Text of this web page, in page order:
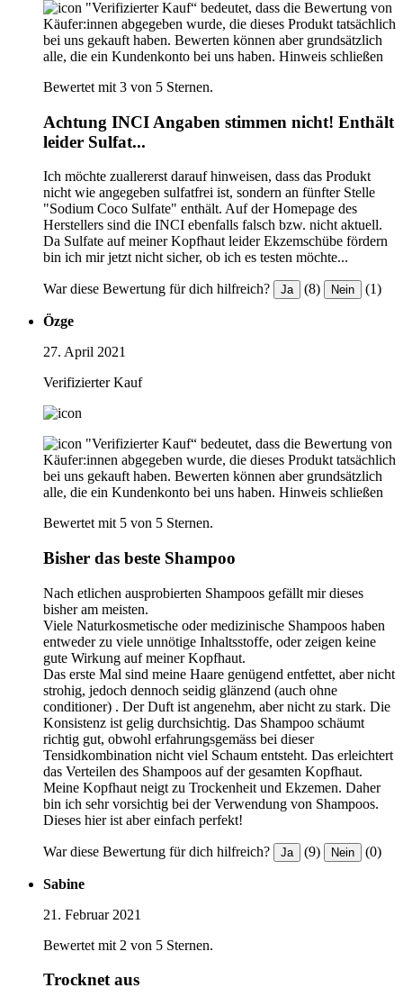
"Verifizierter Kauf“ bedeutet, dass die Bewertung von
Käufer:innen abgegeben wurde, die dieses Produkt tatsächlich
bei uns gekauft haben. Bewerten können aber grundsätzlich
alle, die ein Kundenkonto bei uns haben. Hinweis schließen
Bewertet mit 3 von 5 Sternen.
Achtung INCI Angaben stimmen nicht! Enthält
leider Sulfat...
Ich möchte zuallererst darauf hinweisen, dass das Produkt
nicht wie angegeben sulfatfrei ist, sondern an fünfter Stelle
"Sodium Coco Sulfate" enthält. Auf der Homepage des
Herstellers sind die INCI ebenfalls falsch bzw. nicht aktuell.
Da Sulfate auf meiner Kopfhaut leider Ekzemschübe fördern
bin ich mir jetzt nicht sicher, ob ich es testen möchte...
War diese Bewertung für dich hilfreich? Ja (8) Nein (1)
Özge
27. April 2021
Verifizierter Kauf
"Verifizierter Kauf“ bedeutet, dass die Bewertung von
Käufer:innen abgegeben wurde, die dieses Produkt tatsächlich
bei uns gekauft haben. Bewerten können aber grundsätzlich
alle, die ein Kundenkonto bei uns haben. Hinweis schließen
Bewertet mit 5 von 5 Sternen.
Bisher das beste Shampoo
Nach etlichen ausprobierten Shampoos gefällt mir dieses
bisher am meisten.
Viele Naturkosmetische oder medizinische Shampoos haben
entweder zu viele unnötige Inhaltsstoffe, oder zeigen keine
gute Wirkung auf meiner Kopfhaut.
Das erste Mal sind meine Haare genügend entfettet, aber nicht
strohig, jedoch dennoch seidig glänzend (auch ohne
conditioner) . Der Duft ist angenehm, aber nicht zu stark. Die
Konsistenz ist gelig durchsichtig. Das Shampoo schäumt
richtig gut, obwohl erfahrungsgemäss bei dieser
Tensidkombination nicht viel Schaum entsteht. Das erleichtert
das Verteilen des Shampoos auf der gesamten Kopfhaut.
Meine Kopfhaut neigt zu Trockenheit und Ekzemen. Daher
bin ich sehr vorsichtig bei der Verwendung von Shampoos.
Dieses hier ist aber einfach perfekt!
War diese Bewertung für dich hilfreich? Ja (9) Nein (0)
Sabine
21. Februar 2021
Bewertet mit 2 von 5 Sternen.
Trocknet aus